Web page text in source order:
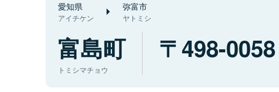
愛知県
アイチケン
弥富市
ヤトミシ
富島町
トミシマチョウ
498-0058